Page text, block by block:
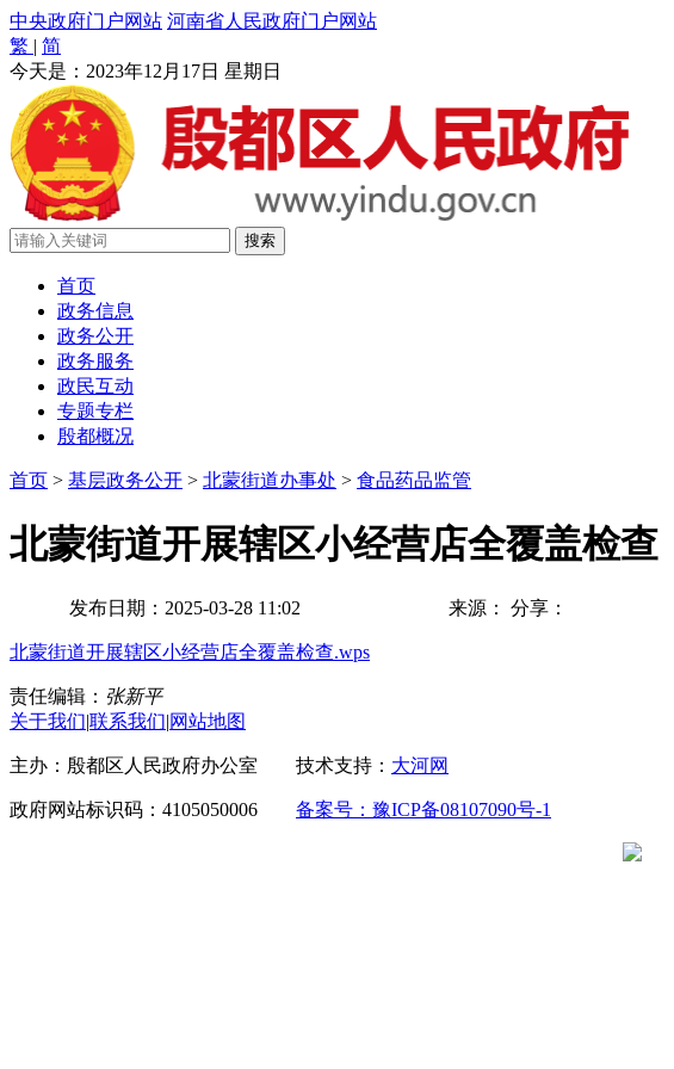
中央政府门户网站 河南省人民政府门户网站
繁 | 简
今天是： 2023年12月17日 星期日
首页
政务信息
政务公开
政务服务
政民互动
专题专栏
殷都概况
首页 > 基层政务公开 > 北蒙街道办事处 > 食品药品监管
北蒙街道开展辖区小经营店全覆盖检查
发布日期：2025-03-28 11:02 来源： 分享：
北蒙街道开展辖区小经营店全覆盖检查.wps
责任编辑： 张新平
关于我们|联系我们|网站地图
主办：殷都区人民政府办公室 技术支持： 大河网
政府网站标识码：4105050006 备案号：豫ICP备08107090号-1